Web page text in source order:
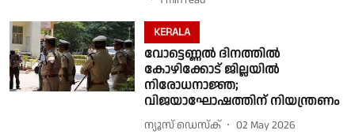
KERALA
വോട്ടെണ്ണൽ ദിനത്തിൽ
കോഴിക്കോട് ജില്ലയിൽ
നിരോധനാജ്ഞ;
വിജയാഘോഷത്തിന് നിയന്ത്രണം
ന്യൂസ് ഡെസ്ക്
02 May 2026